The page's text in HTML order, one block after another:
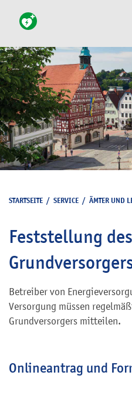
STARTSEITE / SERVICE / ÄMTER UND
Feststellung des
Betreiber von
Versorgung müssen
Grundversorgers mitteilen.
Onlineantrag und